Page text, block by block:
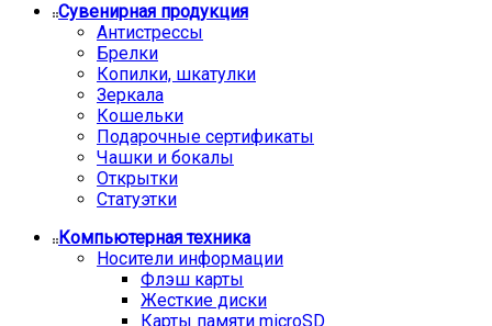
Сувенирная продукция
Антистрессы
Брелки
Копилки, шкатулки
Зеркала
Кошельки
Подарочные сертификаты
Чашки и бокалы
Открытки
Статуэтки
Компьютерная техника
Носители информации
Флэш карты
Жесткие диски
Карты памяти microSD